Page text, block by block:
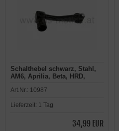
Schalthebel schwarz, Stahl,
AM6, Aprilia, Beta, HRD,
Motorhispania, Peugeot,
Art.Nr.: 10987
Lieferzeit: 1 Tag
34,99 EUR